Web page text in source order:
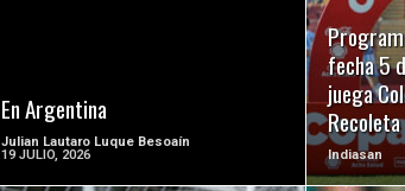
En Argentina
Julian Lautaro Luque Besoaín
19 JULIO, 2026
fecha 5
juega
Recoleta
Indiasan